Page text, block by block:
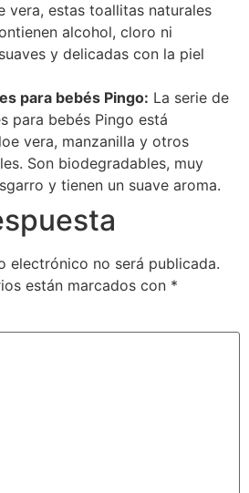
vera, estas toallitas naturales
alcohol, cloro ni
y delicadas con la piel
para bebés Pingo: La serie de
para bebés Pingo está
vera, manzanilla y otros
Son biodegradables, muy
y tienen un suave aroma.
electrónico no será publicada.
están marcados con *